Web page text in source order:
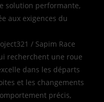
solution performante,
aux exigences du
/ Sapim Race
recherchent une roue
dans les départs
et les changements
précis,